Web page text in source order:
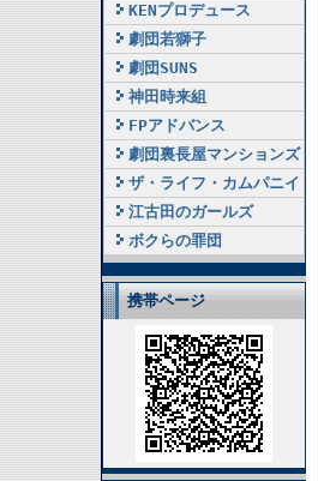
KENプロデュース
劇団若獅子
劇団SUNS
神田時来組
FPアドバンス
劇団裏長屋マンションズ
ザ・ライフ・カムパニイ
江古田のガールズ
ボクらの罪団
携帯ページ